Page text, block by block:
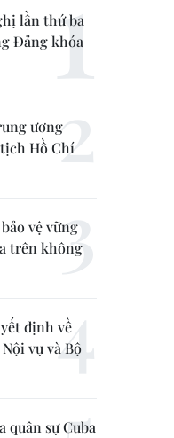
lần thứ ba
Đảng khóa
ương
Hồ Chí
vệ vững
trên không
định về
vụ và Bộ
quân sự Cuba